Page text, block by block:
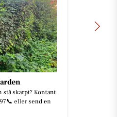
skarpt? Kontant
eller send en